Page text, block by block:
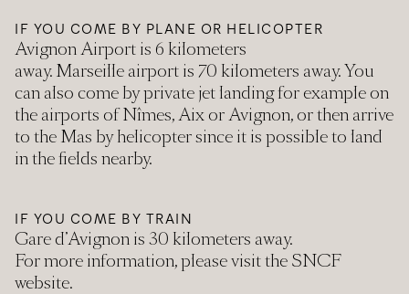
IF YOU COME BY PLANE OR HELICOPTER
Avignon Airport is 6 kilometers
away. Marseille airport is 70 kilometers away. You
can also come by private jet landing for example on
the airports of Nîmes, Aix or Avignon, or then arrive
to the Mas by helicopter since it is possible to land
in the fields nearby.
IF YOU COME BY TRAIN
Gare d’Avignon is 30 kilometers away.
For more information, please visit the SNCF
website.